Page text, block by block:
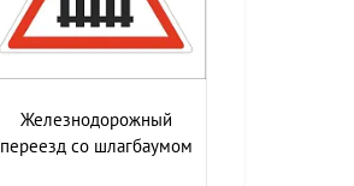
Железнодорожный
переезд со шлагбаумом